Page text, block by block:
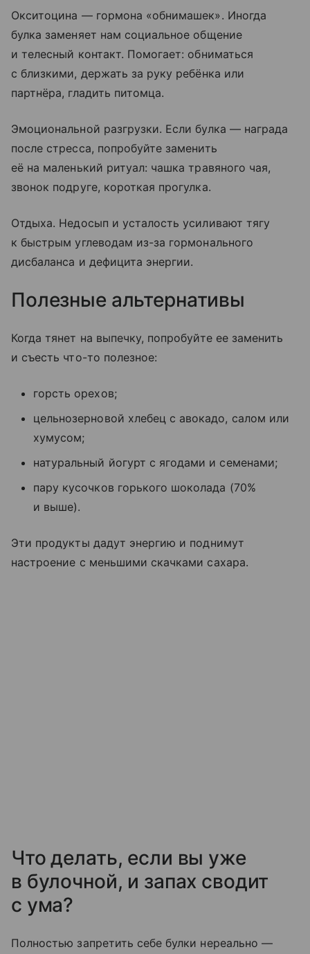
Окситоцина — гормона «обнимашек». Иногда
булка заменяет нам социальное общение
и телесный контакт. Помогает: обниматься
с близкими, держать за руку ребёнка или
партнёра, гладить питомца.
Эмоциональной разгрузки. Если булка — награда
после стресса, попробуйте заменить
её на маленький ритуал: чашка травяного чая,
звонок подруге, короткая прогулка.
Отдыха. Недосып и усталость усиливают тягу
к быстрым углеводам из-за гормонального
дисбаланса и дефицита энергии.
Полезные альтернативы
Когда тянет на выпечку, попробуйте ее заменить
и съесть что-то полезное:
горсть орехов;
цельнозерновой хлебец с авокадо, салом или
хумусом;
натуральный йогурт с ягодами и семенами;
пару кусочков горького шоколада (70%
и выше).
Эти продукты дадут энергию и поднимут
настроение с меньшими скачками сахара.
Что делать, если вы уже
в булочной, и запах сводит
с ума?
Полностью запретить себе булки нереально —